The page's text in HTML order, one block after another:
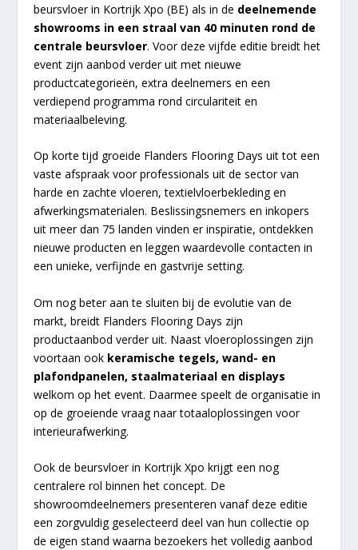
beursvloer in Kortrijk Xpo (BE) als in de deelnemende
showrooms in een straal van 40 minuten rond de
centrale beursvloer. Voor deze vijfde editie breidt het
event zijn aanbod verder uit met nieuwe
productcategorieën, extra deelnemers en een
verdiepend programma rond circulariteit en
materiaalbeleving.
Op korte tijd groeide Flanders Flooring Days uit tot een
vaste afspraak voor professionals uit de sector van
harde en zachte vloeren, textielvloerbekleding en
afwerkingsmaterialen. Beslissingsnemers en inkopers
uit meer dan 75 landen vinden er inspiratie, ontdekken
nieuwe producten en leggen waardevolle contacten in
een unieke, verfijnde en gastvrije setting.
Om nog beter aan te sluiten bij de evolutie van de
markt, breidt Flanders Flooring Days zijn
productaanbod verder uit. Naast vloeroplossingen zijn
voortaan ook keramische tegels, wand- en
plafondpanelen, staalmateriaal en displays
welkom op het event. Daarmee speelt de organisatie in
op de groeiende vraag naar totaaloplossingen voor
interieurafwerking.
Ook de beursvloer in Kortrijk Xpo krijgt een nog
centralere rol binnen het concept. De
showroomdeelnemers presenteren vanaf deze editie
een zorgvuldig geselecteerd deel van hun collectie op
de eigen stand waarna bezoekers het volledig aanbod